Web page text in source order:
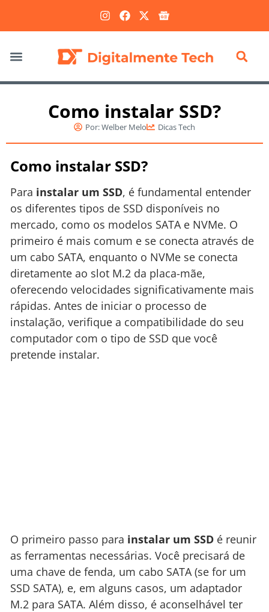
Como instalar SSD?
Por:Welber Melo Dicas Tech
Como instalar SSD?
Para instalar um SSD, é fundamental entender
os diferentes tipos de SSD disponíveis no
mercado, como os modelos SATA e NVMe. O
primeiro é mais comum e se conecta através de
um cabo SATA, enquanto o NVMe se conecta
diretamente ao slot M.2 da placa-mãe,
oferecendo velocidades significativamente mais
rápidas. Antes de iniciar o processo de
instalação, verifique a compatibilidade do seu
computador com o tipo de SSD que você
pretende instalar.
O primeiro passo para instalar um SSD é reunir
as ferramentas necessárias. Você precisará de
uma chave de fenda, um cabo SATA (se for um
SSD SATA), e, em alguns casos, um adaptador
M.2 para SATA. Além disso, é aconselhável ter